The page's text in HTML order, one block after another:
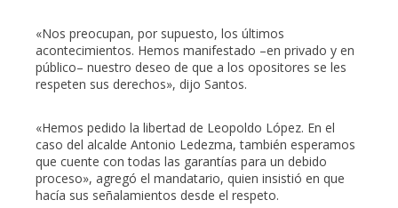
«Nos preocupan, por supuesto, los últimos
acontecimientos. Hemos manifestado –en privado y en
público– nuestro deseo de que a los opositores se les
respeten sus derechos», dijo Santos.
«Hemos pedido la libertad de Leopoldo López. En el
caso del alcalde Antonio Ledezma, también esperamos
que cuente con todas las garantías para un debido
proceso», agregó el mandatario, quien insistió en que
hacía sus señalamientos desde el respeto.